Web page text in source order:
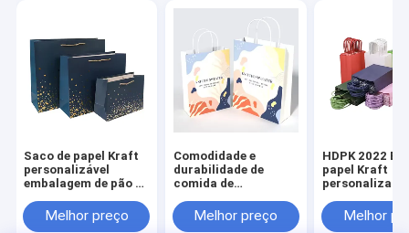
Saco de papel Kraft
personalizável
embalagem de pão e
levar embalagem de
alimentos impressão
Melhor preço
Comodidade e
durabilidade de
comida de
Carregar Bolsa de
papel Kraft
Melhor preço
HDPK 2022
papel Kraft
pessoalMelhor